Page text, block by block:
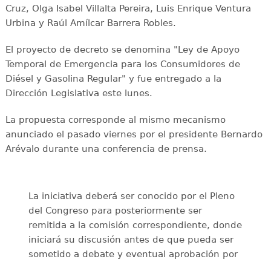
Cruz, Olga Isabel Villalta Pereira, Luis Enrique Ventura
Urbina y Raúl Amílcar Barrera Robles.
El proyecto de decreto se denomina "Ley de Apoyo
Temporal de Emergencia para los Consumidores de
Diésel y Gasolina Regular" y fue entregado a la
Dirección Legislativa este lunes.
La propuesta corresponde al mismo mecanismo
anunciado el pasado viernes por el presidente Bernardo
Arévalo durante una conferencia de prensa.
La iniciativa deberá ser conocido por el Pleno
del Congreso para posteriormente ser
remitida a la comisión correspondiente, donde
iniciará su discusión antes de que pueda ser
sometido a debate y eventual aprobación por